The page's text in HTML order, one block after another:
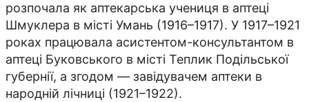
розпочала як аптекарська учениця в аптеці
Шмуклера в місті Умань (1916–1917). У 1917–1921
роках працювала асистентом-консультантом в
аптеці Буковського в місті Теплик Подільської
губернії, а згодом — завідувачем аптеки в
народній лічниці (1921–1922).